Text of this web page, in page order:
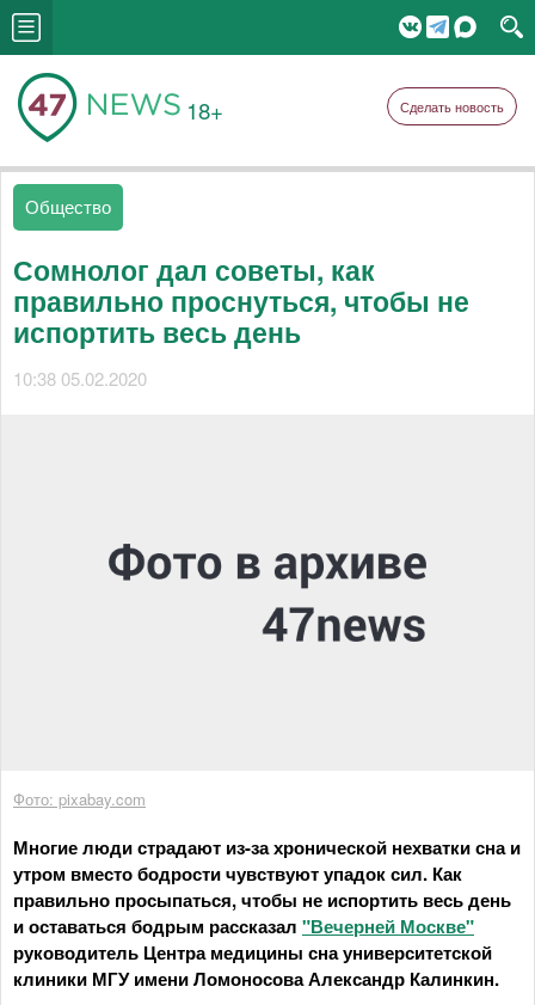
18+ Сделать новость
Общество
Сомнолог дал советы, как
правильно проснуться, чтобы не
испортить весь день
10:38 05.02.2020
Фото: pixabay.com
Многие люди страдают из-за хронической нехватки сна и
утром вместо бодрости чувствуют упадок сил. Как
правильно просыпаться, чтобы не испортить весь день
и оставаться бодрым рассказал "Вечерней Москве"
руководитель Центра медицины сна университетской
клиники МГУ имени Ломоносова Александр Калинкин.